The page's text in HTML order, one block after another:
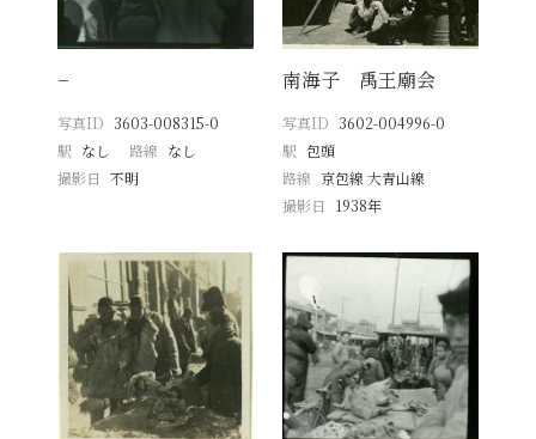
−
写真ID 3603-008315-0
駅 なし 路線 なし
撮影日
不明
南海子 禹王廟会
写真ID 3602-004996-0
駅 包頭
路線 京包線 大青山線
撮影日
1938年